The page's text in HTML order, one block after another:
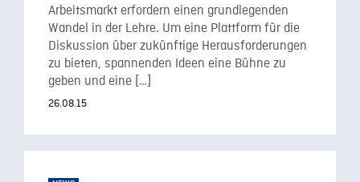
Arbeitsmarkt erfordern einen grundlegenden
Wandel in der Lehre. Um eine Plattform für die
Diskussion über zukünftige Herausforderungen
zu bieten, spannenden Ideen eine Bühne zu
geben und eine […]
26.08.15